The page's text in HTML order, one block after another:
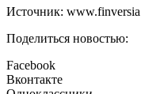
Источник:
Поделиться новостью:
Facebook
Вконтакте